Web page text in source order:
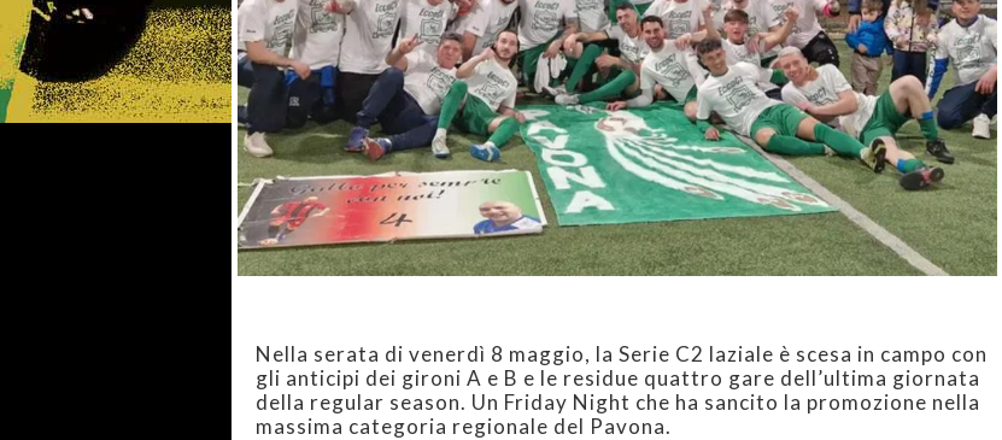
Nella serata di venerdì 8 maggio, la Serie C2 laziale è scesa in campo con
gli anticipi dei gironi A e B e le residue quattro gare dell’ultima giornata
della regular season. Un Friday Night che ha sancito la promozione nella
massima categoria regionale del Pavona.